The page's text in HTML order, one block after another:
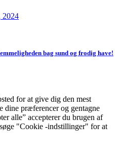
2024
bag sund og frodig have!
for at give dig den mest
dine præferencer og gentagne
alle” accepterer du brugen af
"Cookie -indstillinger" for at